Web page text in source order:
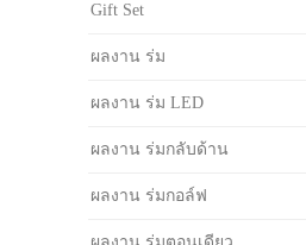
Gift Set
ผลงาน ร่ม
ผลงาน ร่ม LED
ผลงาน ร่มกลับด้าน
ผลงาน ร่มกอล์ฟ